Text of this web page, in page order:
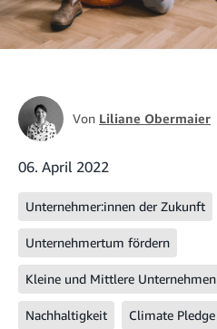
Von Liliane Obermaier
06. April 2022
Unternehmer:innen der Zukunft
Unternehmertum fördern
Kleine und Mittlere Unternehmen
Nachhaltigkeit Climate Pledge